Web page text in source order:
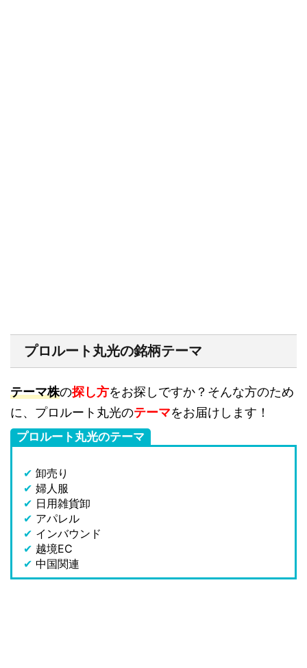
プロルート丸光の銘柄テーマ
テーマ株の探し方をお探しですか？そんな方のため
に、プロルート丸光のテーマをお届けします！
プロルート丸光のテーマ
✔ 卸売り
✔ 婦人服
✔ 日用雑貨卸
✔ アパレル
✔ インバウンド
✔ 越境EC
✔ 中国関連